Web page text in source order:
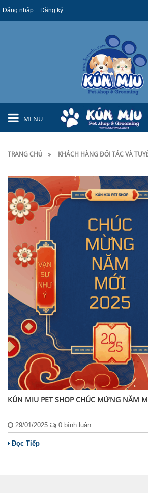
Đăng nhập Đăng ký
MENU
TRANG CHỦ KHÁCH HÀNG ĐỐI TÁC VÀ
KÚN MIU PET SHOP CHÚC MỪNG NĂM
29/01/2025 0 bình luận
Đọc Tiếp